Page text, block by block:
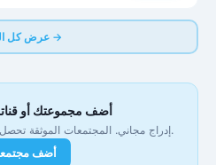
عرض كل البوتات →
أضف مجموعتك أو
إدراج مجاني. المجتمعات الموثقة تحصل على شارة وأولوية في الترتيب.
+ أضف